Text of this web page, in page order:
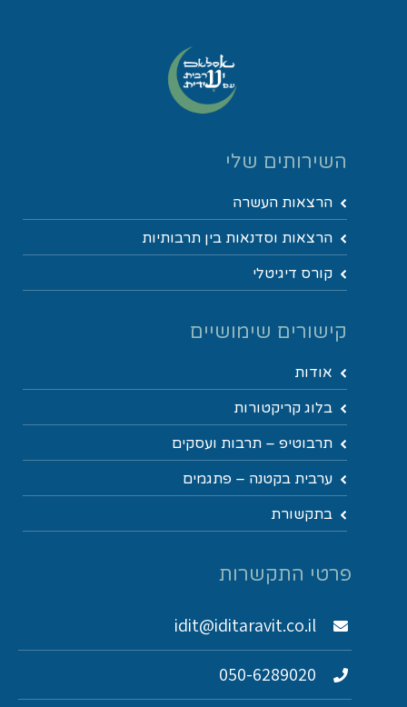
השירותים שלי
הרצאות העשרה
הרצאות וסדנאות בין תרבותיות
קורס דיגיטלי
קישורים שימושיים
אודות
בלוג קריקטורות
תרבוטיפ – תרבות ועסקים
ערבית בקטנה – פתגמים
בתקשורת
פרטי התקשרות
idit@iditaravit.co.il
050-6289020